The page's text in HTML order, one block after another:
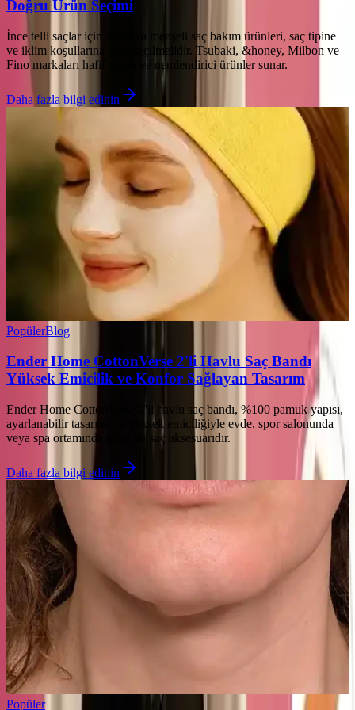
Doğru Ürün Seçimi
İnce telli saçlar için Japonya menşeli saç bakım ürünleri, saç tipine
ve iklim koşullarına göre seçilmelidir. Tsubaki, &honey, Milbon ve
Fino markaları hafif yapılı ve nemlendirici ürünler sunar.
Daha fazla bilgi edinin
PopülerBlog
Ender Home CottonVerse 2'li Havlu Saç Bandı
Yüksek Emicilik ve Konfor Sağlayan Tasarım
Ender Home CottonVerse 2'li havlu saç bandı, %100 pamuk yapısı,
ayarlanabilir tasarımı ve yüksek emiciliğiyle evde, spor salonunda
veya spa ortamında ideal bir saç aksesuarıdır.
Daha fazla bilgi edinin
Popüler